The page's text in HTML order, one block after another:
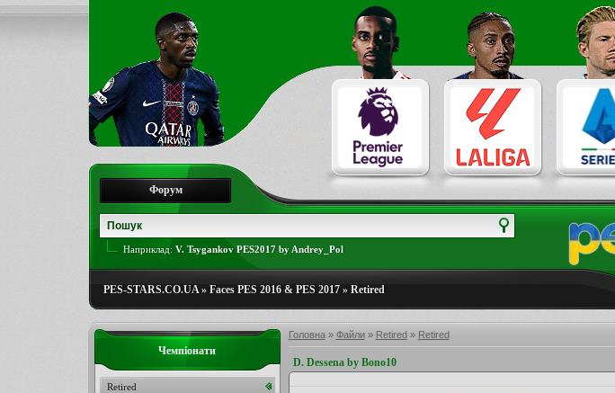
Форум
Наприклад: V. Tsygankov PES2017 by Andrey_Pol
PES-STARS.CO.UA» Faces PES 2016 & PES 2017» Retired
Головна» Файли» Retired» Retired
D. Dessena by Bono10
Чемпіонати
Retired